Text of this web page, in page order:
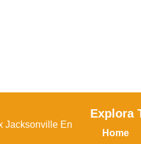
Jacksonville En
Explora
Home